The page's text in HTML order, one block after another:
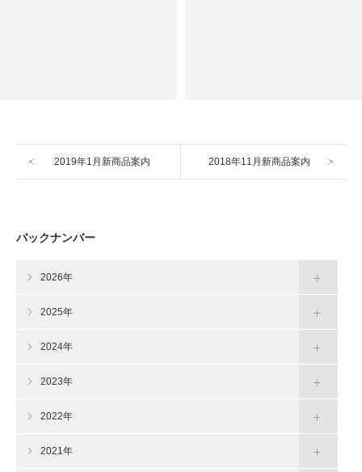
2019年1月新商品案内 2018年11月新商品案内
バックナンバー
2026年
2025年
2024年
2023年
2022年
2021年